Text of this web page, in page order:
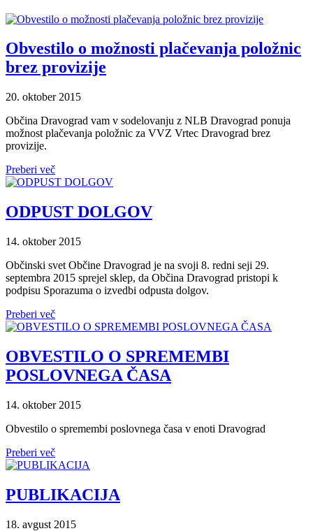
Obvestilo o možnosti plačevanja položnic
brez provizije
20. oktober 2015
Občina Dravograd vam v sodelovanju z NLB Dravograd ponuja
možnost plačevanja položnic za VVZ Vrtec Dravograd brez
provizije.
Preberi več
ODPUST DOLGOV
14. oktober 2015
Občinski svet Občine Dravograd je na svoji 8. redni seji 29.
septembra 2015 sprejel sklep, da Občina Dravograd pristopi k
podpisu Sporazuma o izvedbi odpusta dolgov.
Preberi več
OBVESTILO O SPREMEMBI
POSLOVNEGA ČASA
14. oktober 2015
Obvestilo o spremembi poslovnega časa v enoti Dravograd
Preberi več
PUBLIKACIJA
18. avgust 2015